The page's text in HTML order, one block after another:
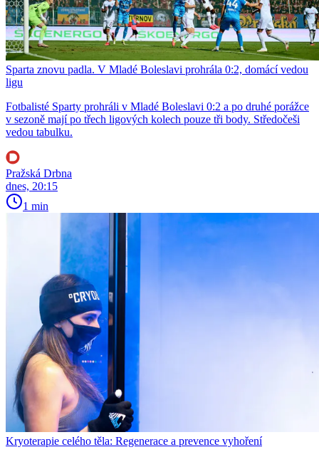
Sparta znovu padla. V Mladé Boleslavi prohrála 0:2, domácí vedou
ligu
Fotbalisté Sparty prohráli v Mladé Boleslavi 0:2 a po druhé porážce
v sezoně mají po třech ligových kolech pouze tři body. Středočeši
vedou tabulku.
Pražská Drbna
dnes, 20:15
1 min
Kryoterapie celého těla: Regenerace a prevence vyhoření